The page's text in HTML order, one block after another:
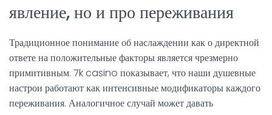
явление, но и про переживания
Традиционное понимание об наслаждении как о директной
ответе на положительные факторы является чрезмерно
примитивным. 7k casino показывает, что наши душевные
настрои работают как интенсивные модификаторы каждого
переживания. Аналогичное случай может давать